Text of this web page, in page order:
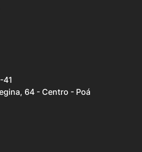
41
64 - Centro - Poá